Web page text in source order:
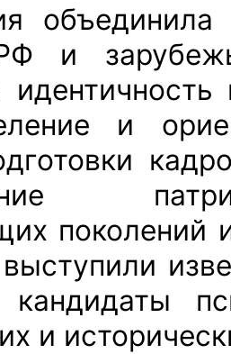
и
и
поколений
и